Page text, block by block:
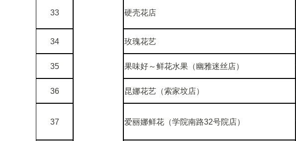
33 硬壳花店
34 玫瑰花艺
35 果味好～鲜花水果（幽雅迷丝店）
36 昆娜花艺（索家坟店）
37 爱丽娜鲜花（学院南路32号院店）